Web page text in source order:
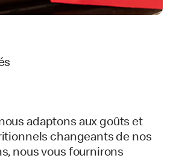
adaptons aux goûts et
changeants de nos
nous vous fournirons